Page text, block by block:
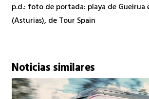
p.d.: foto de portada: playa de Gueirua
(Asturias), de Tour Spain
Noticias similares